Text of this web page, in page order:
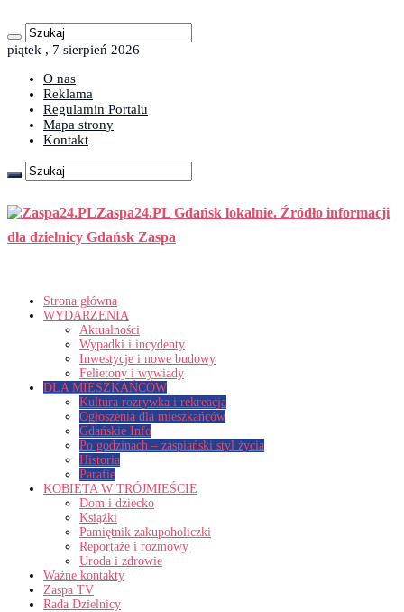
piątek , 7 sierpień 2026
O nas
Reklama
Regulamin Portalu
Mapa strony
Kontakt
Zaspa24.PL Gdańsk lokalnie. Źródło informacji
dla dzielnicy Gdańsk Zaspa
Strona główna
WYDARZENIA
Aktualności
Wypadki i incydenty
Inwestycje i nowe budowy
Felietony i wywiady
DLA MIESZKAŃCÓW
Kultura rozrywka i rekreacja
Ogłoszenia dla mieszkańców
Gdańskie Info
Po godzinach – zaspiański styl życia
Historia
Parafie
KOBIETA W TRÓJMIEŚCIE
Dom i dziecko
Książki
Pamiętnik zakupoholiczki
Reportaże i rozmowy
Uroda i zdrowie
Ważne kontakty
Zaspa TV
Rada Dzielnicy